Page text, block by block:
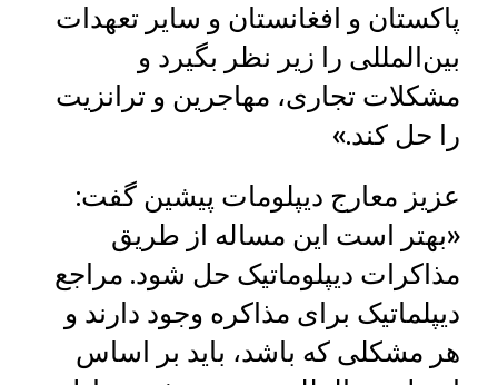
پاکستان و افغانستان و سایر تعهدات
بین‌المللی را زیر نظر بگیرد و
مشکلات تجاری، مهاجرین و ترانزیت
را حل کند.»
عزیز معارج دیپلومات پیشین گفت:
«بهتر است این مساله از طریق
مذاکرات دیپلوماتیک حل شود. مراجع
دیپلماتیک برای مذاکره وجود دارند و
هر مشکلی که باشد، باید بر اساس